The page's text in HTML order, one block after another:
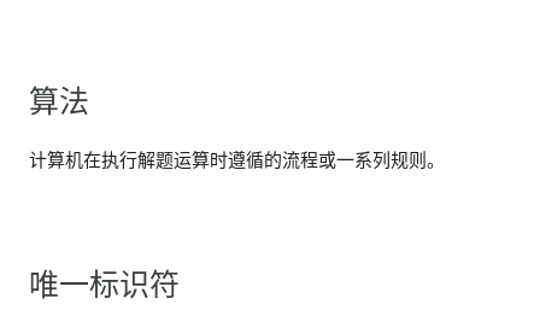
算法
计算机在执行解题运算时遵循的流程或一系列规则。
唯一标识符